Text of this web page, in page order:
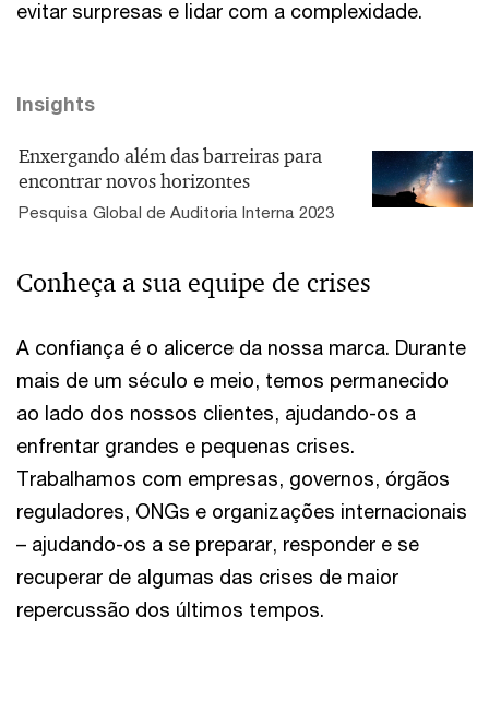
evitar surpresas e lidar com a complexidade.
Insights
Enxergando além das barreiras para
encontrar novos horizontes
Pesquisa Global de Auditoria Interna 2023
Conheça a sua equipe de crises
A confiança é o alicerce da nossa marca. Durante
mais de um século e meio, temos permanecido
ao lado dos nossos clientes, ajudando-os a
enfrentar grandes e pequenas crises.
Trabalhamos com empresas, governos, órgãos
reguladores, ONGs e organizações internacionais
– ajudando-os a se preparar, responder e se
recuperar de algumas das crises de maior
repercussão dos últimos tempos.